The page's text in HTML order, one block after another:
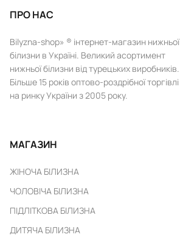
ПРО НАС
Bilyzna-shop» ® інтернет-магазин нижньої
білизни в Україні. Великий асортимент
нижньої білизни від турецьких виробників.
Більше 15 років оптово-роздрібної торгівлі
на ринку України з 2005 року.
МАГАЗИН
ЖІНОЧА БІЛИЗНА
ЧОЛОВІЧА БІЛИЗНА
ПІДЛІТКОВА БІЛИЗНА
ДИТЯЧА БІЛИЗНА